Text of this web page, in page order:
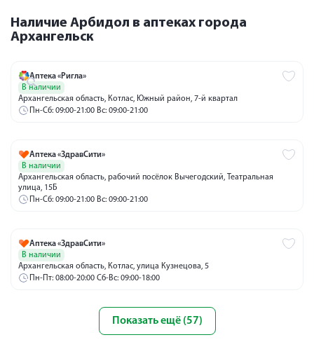
Наличие Арбидол в аптеках города
Архангельск
Аптека «Ригла»
В наличии
Архангельская область, Котлас, Южный район, 7-й квартал
Пн-Сб: 09:00-21:00 Вс: 09:00-21:00
Аптека «ЗдравСити»
В наличии
Архангельская область, рабочий посёлок Вычегодский, Театральная
улица, 15Б
Пн-Сб: 09:00-21:00 Вс: 09:00-21:00
Аптека «ЗдравСити»
В наличии
Архангельская область, Котлас, улица Кузнецова, 5
Пн-Пт: 08:00-20:00 Сб-Вс: 09:00-18:00
Показать ещё (57)